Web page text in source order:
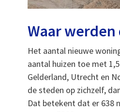
Waar
Het aantal nieuwe
aantal huizen toe met
Gelderland, Utrecht en
de steden op zichzelf,
Dat betekent dat er 638